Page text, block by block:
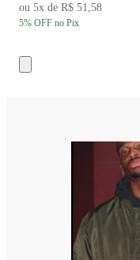
ou 5x de R$ 51,58
5% OFF no Pix